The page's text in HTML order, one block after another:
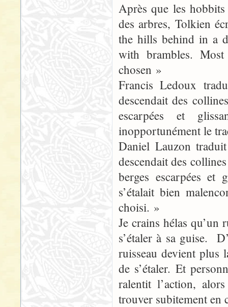
Après que les
des arbres, Tolkien
the hills behind in a
with brambles.
chosen »
Francis Ledoux
descendait des
escarpées et
inopportunément le
Daniel Lauzon
descendait des
berges escarpées et
s’étalait bien
choisi. »
Je crains hélas qu’un
s’étaler à sa guise.
ruisseau devient plus
de s’étaler. Et
ralentit l’action,
trouver subitement en